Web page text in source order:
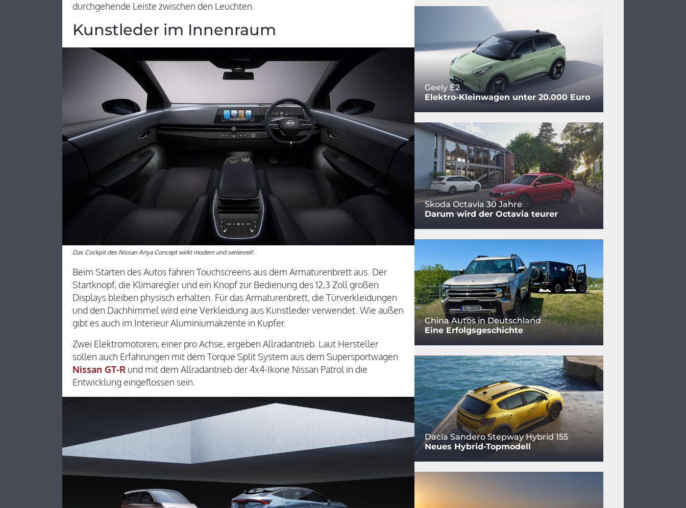
durchgehende Leiste zwischen den Leuchten.
Kunstleder im Innenraum
Das Cockpit des Nissan Ariya Concept wirkt modern und serienreif.
Beim Starten des Autos fahren Touchscreens aus dem Armaturenbrett aus. Der
Startknopf, die Klimaregler und ein Knopf zur Bedienung des 12,3 Zoll großen
Displays bleiben physisch erhalten. Für das Armaturenbrett, die Türverkleidungen
und den Dachhimmel wird eine Verkleidung aus Kunstleder verwendet. Wie außen
gibt es auch im Interieur Aluminiumakzente in Kupfer.
Zwei Elektromotoren, einer pro Achse, ergeben Allradantrieb. Laut Hersteller
sollen auch Erfahrungen mit dem Torque Split System aus dem Supersportwagen
Nissan GT-R und mit dem Allradantrieb der 4x4-Ikone Nissan Patrol in die
Entwicklung eingeflossen sein.
Geely E2
Elektro-Kleinwagen unter 20.000 Euro
Skoda Octavia 30 Jahre
Darum wird der Octavia teurer
China Autos in Deutschland
Eine Erfolgsgeschichte
Dacia Sandero Stepway Hybrid 155
Neues Hybrid-Topmodell